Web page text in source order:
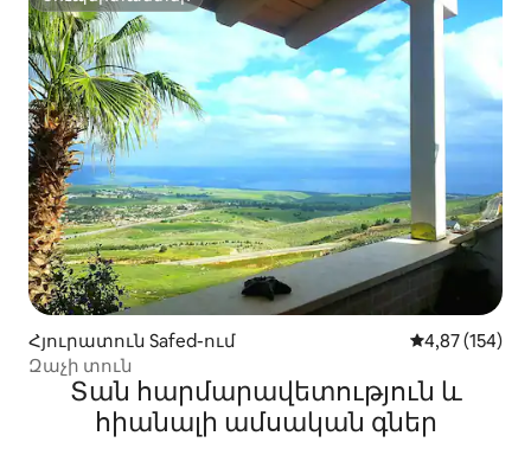
Սուպերտանտեր
Հյուրատուն Safed-ում Միջին
4,87 (154)
Զաչի տուն
Տան հարմարավետություն և
հիանալի ամսական գներ